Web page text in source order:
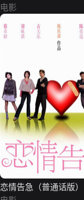
电影
恋情告急（普通话版）